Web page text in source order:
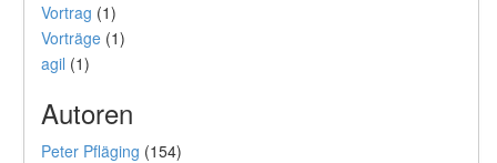
Vortrag (1)
Vorträge (1)
agil (1)
Autoren
Peter Pfläging (154)